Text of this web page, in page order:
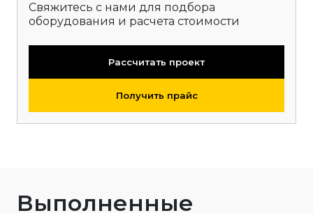
Свяжитесь с нами для подбора
оборудования и расчета стоимости
Рассчитать проект
Получить прайс
Выполненные